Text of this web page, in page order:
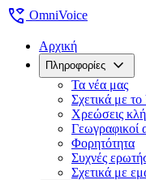
wifi_calling OmniVoice
Αρχική
Πληροφορίες expand_more
Τα νέα μας
Σχετικά με
Χρεώσεις
Γεωγραφικοί
Φορητότητα
Συχνές
Σχετικά με